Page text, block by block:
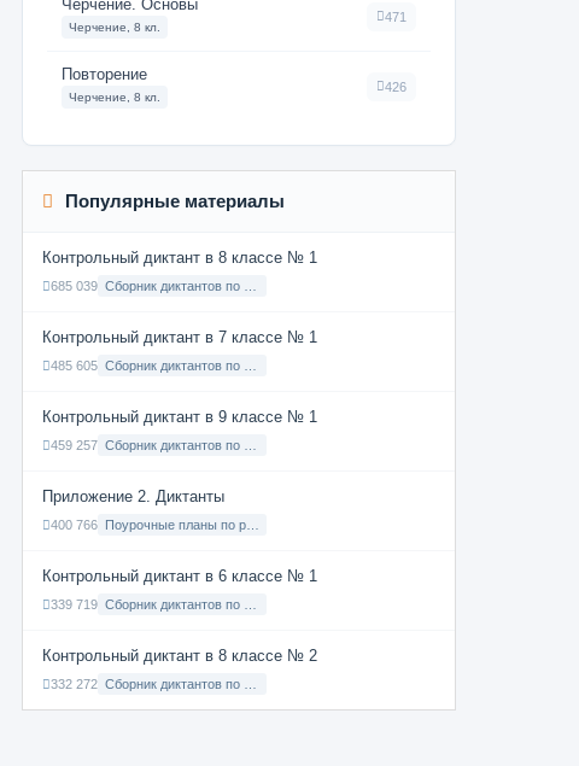
Черчение. Основы
Черчение, 8 кл.
471
Повторение
Черчение, 8 кл.
426
Популярные материалы
Контрольный диктант в 8 классе № 1
685 039
Контрольный диктант в 7 классе № 1
485 605
Контрольный диктант в 9 классе № 1
459 257
Приложение 2. Диктанты
400 766
Контрольный диктант в 6 классе № 1
339 719
Контрольный диктант в 8 классе № 2
332 272